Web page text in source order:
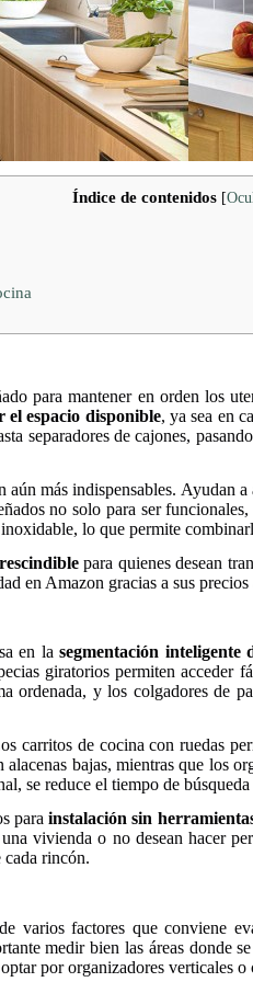
Índice de contenidos [
para mantener en orden los
el espacio disponible, ya sea en
separadores de cajones,
aún más indispensables.
no solo para ser
lo que permite
para quienes desean
en Amazon gracias a sus
en lasegmentación inteligente
giratorios permiten acceder
ordenada, y los colgadores de
carritos de cocina con ruedas
bajas, mientras que los
se reduce el tiempo de
parainstalación sin
vivienda o no desean hacer
cada rincón.
varios factores que conviene
medir bien las áreas donde
por organizadores verticales